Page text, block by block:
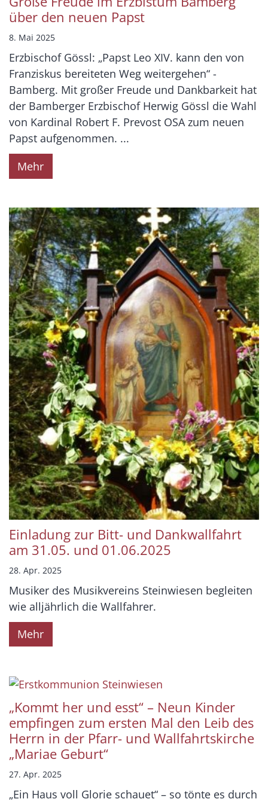
über den neuen Papst
8. Mai 2025
Erzbischof Gössl: „Papst Leo XIV. kann den von
Franziskus bereiteten Weg weitergehen“ -
Bamberg. Mit großer Freude und Dankbarkeit hat
der Bamberger Erzbischof Herwig Gössl die Wahl
von Kardinal Robert F. Prevost OSA zum neuen
Papst aufgenommen. ...
Mehr
Einladung zur Bitt- und Dankwallfahrt
am 31.05. und 01.06.2025
28. Apr. 2025
Musiker des Musikvereins Steinwiesen begleiten
wie alljährlich die Wallfahrer.
Mehr
„Kommt her und esst“ – Neun Kinder
empfingen zum ersten Mal den Leib des
Herrn in der Pfarr- und Wallfahrtskirche
„Mariae Geburt“
27. Apr. 2025
„Ein Haus voll Glorie schauet“ – so tönte es durch